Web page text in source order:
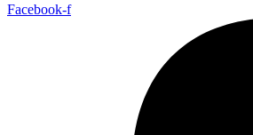
Facebook-f